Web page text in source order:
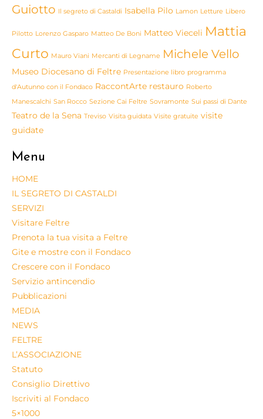
Guiotto Il segreto di Castaldi Isabella Pilo Lamon Letture Libero
Pilotto Lorenzo Gasparo Matteo De Boni Matteo Vieceli Mattia
Curto Mauro Viani Mercanti di Legname Michele Vello
Museo Diocesano di Feltre Presentazione libro programma
d'Autunno con il Fondaco RaccontArte restauro Roberto
Manescalchi San Rocco Sezione Cai Feltre Sovramonte Sui passi di Dante
Teatro de la Sena Treviso Visita guidata Visite gratuite visite
guidate
Menu
HOME
IL SEGRETO DI CASTALDI
SERVIZI
Visitare Feltre
Prenota la tua visita a Feltre
Gite e mostre con il Fondaco
Crescere con il Fondaco
Servizio antincendio
Pubblicazioni
MEDIA
NEWS
FELTRE
L’ASSOCIAZIONE
Statuto
Consiglio Direttivo
Iscriviti al Fondaco
5×1000